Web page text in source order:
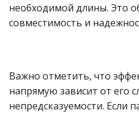
необходимой длины. Это
совместимость и
Важно отметить, что
напрямую зависит от его
непредсказуемости. Если